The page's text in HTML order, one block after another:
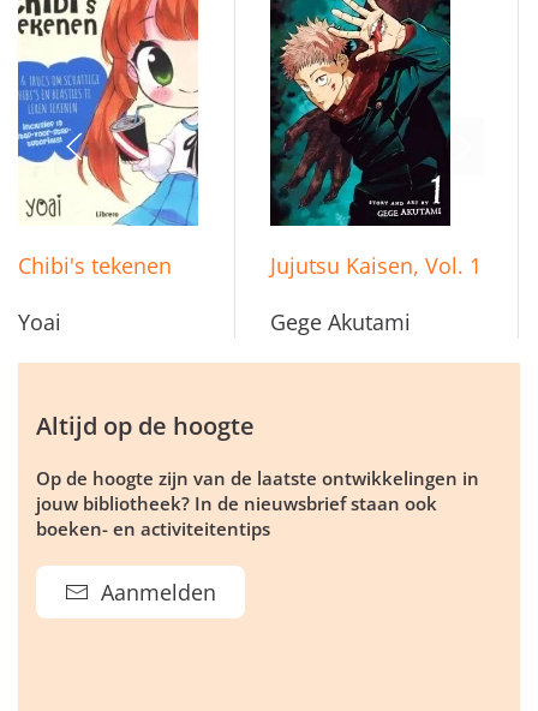
Chibi's tekenen
Yoai
Jujutsu Kaisen, Vol. 1
Gege Akutami
Altijd op de hoogte
Op de hoogte zijn van de laatste ontwikkelingen in
jouw bibliotheek? In de nieuwsbrief staan ook
boeken- en activiteitentips
Aanmelden